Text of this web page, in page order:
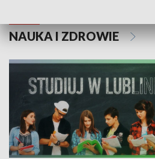
NAUKA I ZDROWIE